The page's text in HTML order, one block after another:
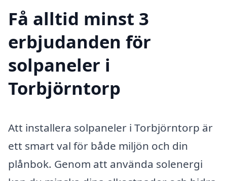
Få alltid minst 3
erbjudanden för
solpaneler i
Torbjörntorp
Att installera solpaneler i Torbjörntorp är
ett smart val för både miljön och din
plånbok. Genom att använda solenergi